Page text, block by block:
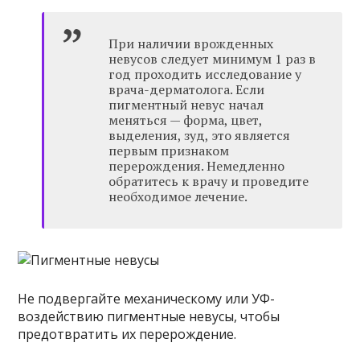
При наличии врожденных
невусов следует минимум 1 раз в
год проходить исследование у
врача-дерматолога. Если
пигментный невус начал
меняться — форма, цвет,
выделения, зуд, это является
первым признаком
перерождения. Немедленно
обратитесь к врачу и проведите
необходимое лечение.
Не подвергайте механическому или УФ-
воздействию пигментные невусы, чтобы
предотвратить их перерождение.